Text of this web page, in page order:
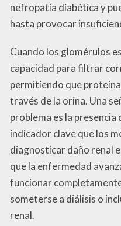
nefropatía diabética y
hasta provocar
Cuando los glomérulos
capacidad para filtrar
permitiendo que
través de la orina. Una
problema es la presencia
indicador clave que los
diagnosticar daño renal
que la enfermedad
funcionar
someterse a diálisis o
renal.